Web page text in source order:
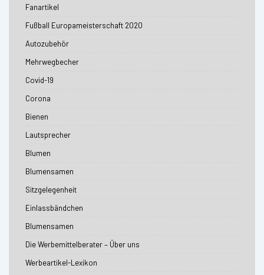
Fanartikel
Fußball Europameisterschaft 2020
Autozubehör
Mehrwegbecher
Covid-19
Corona
Bienen
Lautsprecher
Blumen
Blumensamen
Sitzgelegenheit
Einlassbändchen
Blumensamen
Die Werbemittelberater – Über uns
Werbeartikel-Lexikon